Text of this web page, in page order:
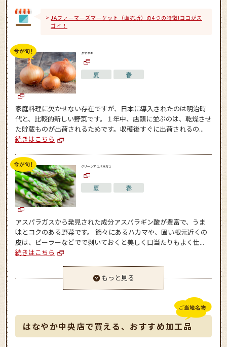
JAファーマーズマーケット（直売所）の4つの特徴!ココがス
ゴイ！
タマネギ
夏 春
家庭料理に欠かせない存在ですが、日本に導入されたのは明治時
代と、比較的新しい野菜です。１年中、店頭に並ぶのは、乾燥させ
た貯蔵ものが出荷されるためです。収穫後すぐに出荷されるの...
続きはこちら
グリーンアスパラガス
夏 春
アスパラガスから発見された成分アスパラギン酸が豊富で、うま
味とコクのある野菜です。 節々にあるハカマや、固い根元近くの
皮は、ピーラーなどでで剥いておくと美しく口当たりもよく仕...
続きはこちら
もっと見る
はなやか中央店で買える、おすすめ加工品